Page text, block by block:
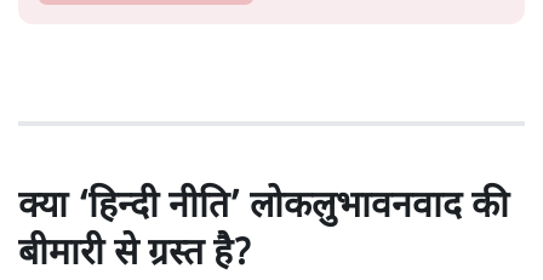
क्या ‘हिन्दी नीति’ लोकलुभावनवाद की
बीमारी से ग्रस्त है?